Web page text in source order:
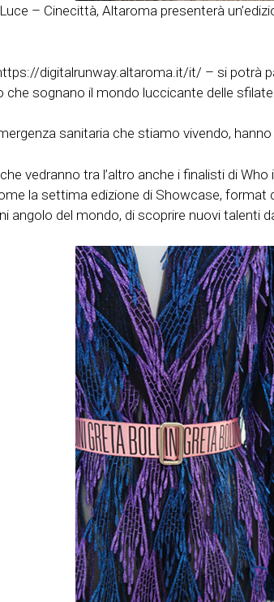
– Cinecittà, Altaroma presenterà
digitalrunway.altaroma.it/it/ – si potrà
sognano il mondo luccicante delle sfilate.
sanitaria che stiamo vivendo,
vedranno tra l’altro anche i finalisti di
la settima edizione di Showcase,
angolo del mondo, di scoprire nuovi talenti